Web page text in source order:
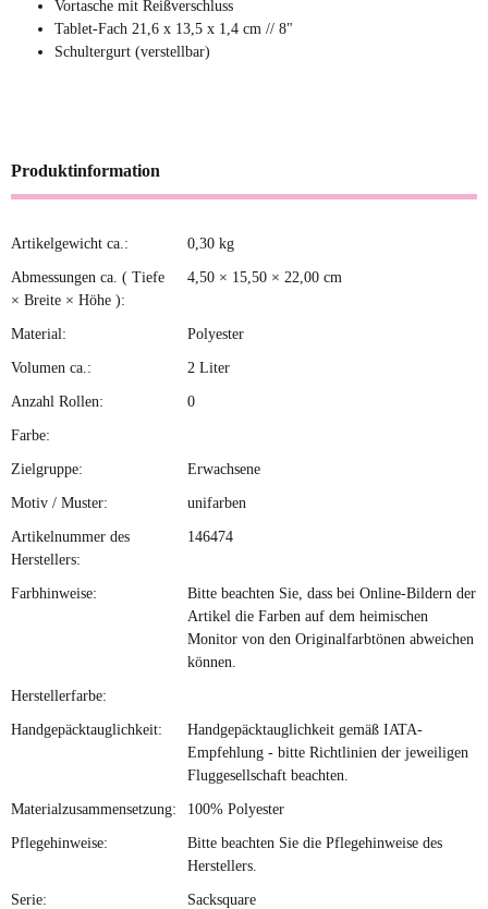
Vortasche mit Reißverschluss
Tablet-Fach 21,6 x 13,5 x 1,4 cm // 8"
Schultergurt (verstellbar)
Produktinformation
Produkteigenschaft
Wert
Artikelgewicht ca.: 0,30 kg
Abmessungen ca. ( Tiefe
× Breite × Höhe ):
4,50 × 15,50 × 22,00 cm
Material: Polyester
Volumen ca.: 2 Liter
Anzahl Rollen: 0
Farbe:
Zielgruppe: Erwachsene
Motiv / Muster: unifarben
Artikelnummer des
Herstellers:
146474
Farbhinweise:
Bitte beachten Sie, dass bei Online-Bildern der
Artikel die Farben auf dem heimischen
Monitor von den Originalfarbtönen abweichen
können.
Herstellerfarbe:
Handgepäcktauglichkeit:
Handgepäcktauglichkeit gemäß IATA-
Empfehlung - bitte Richtlinien der jeweiligen
Fluggesellschaft beachten.
Materialzusammensetzung: 100% Polyester
Pflegehinweise:
Bitte beachten Sie die Pflegehinweise des
Herstellers.
Serie: Sacksquare